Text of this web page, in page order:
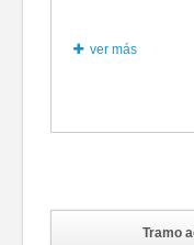
ver más
Tramo